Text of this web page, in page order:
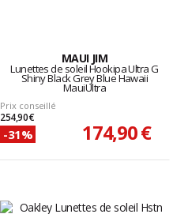
MAUI JIM
Lunettes de soleil Hookipa Ultra G
Shiny Black Grey Blue Hawaii
MauiUltra
Prix conseillé
254,90 €
-31% 174,90 €